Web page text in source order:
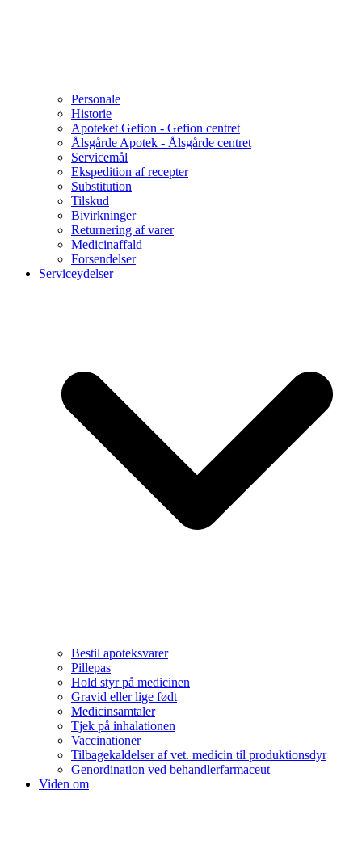
Personale
Historie
Apoteket Gefion - Gefion centret
Ålsgårde Apotek - Ålsgårde centret
Servicemål
Ekspedition af recepter
Substitution
Tilskud
Bivirkninger
Returnering af varer
Medicinaffald
Forsendelser
Serviceydelser
Bestil apoteksvarer
Pillepas
Hold styr på medicinen
Gravid eller lige født
Medicinsamtaler
Tjek på inhalationen
Vaccinationer
Tilbagekaldelser af vet. medicin til produktionsdyr
Genordination ved behandlerfarmaceut
Viden om